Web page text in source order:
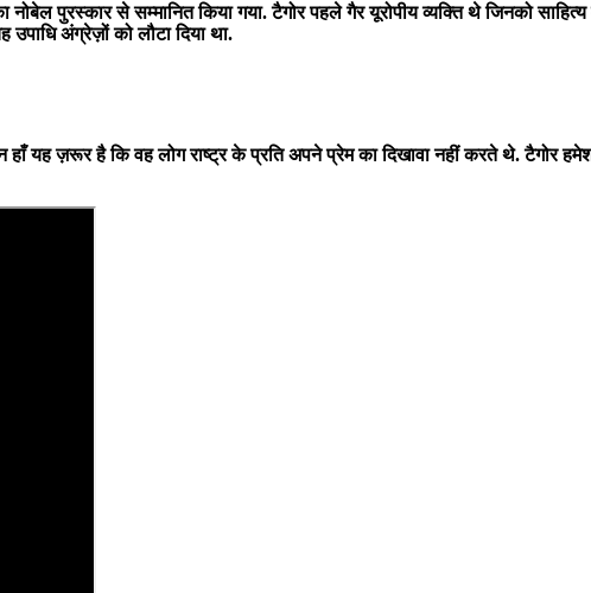
से सम्मानित किया गया. टैगोर पहले गैर यूरोपीय व्यक्ति थे जिनको साहित्य
अंग्रेज़ों को लौटा दिया था.
यह ज़रूर है कि वह लोग राष्ट्र के प्रति अपने प्रेम का दिखावा नहीं करते थे. टैगोर